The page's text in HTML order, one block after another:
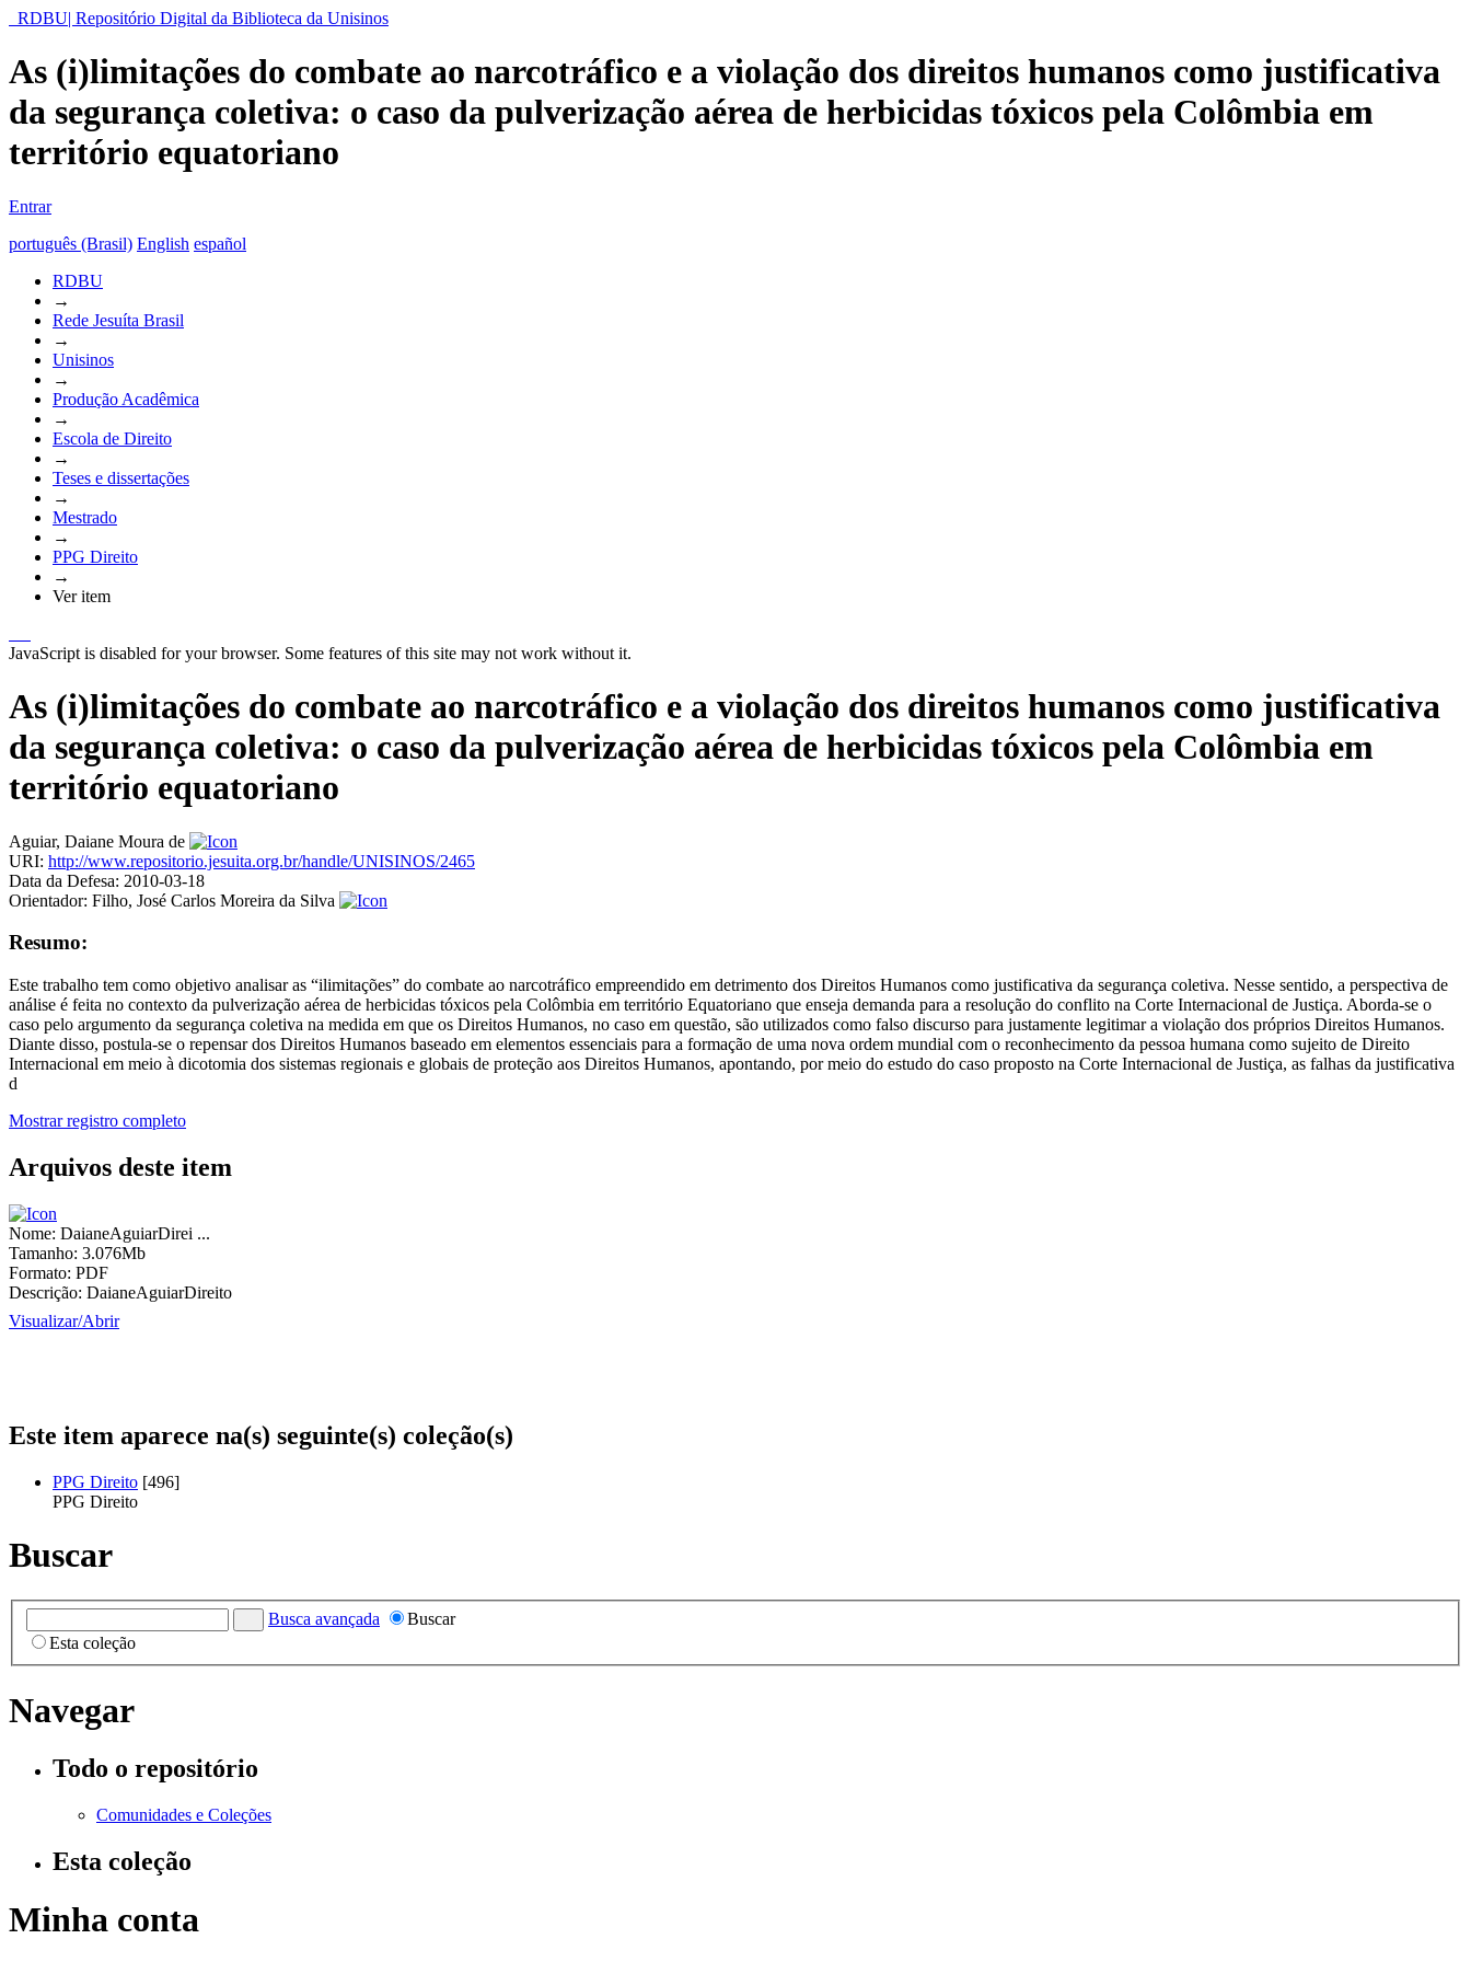
RDBU| Repositório Digital da Biblioteca da Unisinos
As (i)limitações do combate ao narcotráfico e a violação dos direitos humanos como justificativa
da segurança coletiva: o caso da pulverização aérea de herbicidas tóxicos pela Colômbia em
território equatoriano
Entrar
português (Brasil) English español
RDBU
→
Rede Jesuíta Brasil
→
Unisinos
→
Produção Acadêmica
→
Escola de Direito
→
Teses e dissertações
→
Mestrado
→
PPG Direito
→
Ver item
JavaScript is disabled for your browser. Some features of this site may not work without it.
As (i)limitações do combate ao narcotráfico e a violação dos direitos humanos como justificativa
da segurança coletiva: o caso da pulverização aérea de herbicidas tóxicos pela Colômbia em
território equatoriano
Aguiar, Daiane Moura de
URI: http://www.repositorio.jesuita.org.br/handle/UNISINOS/2465
Data da Defesa: 2010-03-18
Orientador: Filho, José Carlos Moreira da Silva
Resumo:
Este trabalho tem como objetivo analisar as “ilimitações” do combate ao narcotráfico empreendido em detrimento dos Direitos Humanos como justificativa da segurança coletiva. Nesse sentido, a perspectiva de
análise é feita no contexto da pulverização aérea de herbicidas tóxicos pela Colômbia em território Equatoriano que enseja demanda para a resolução do conflito na Corte Internacional de Justiça. Aborda-se o
caso pelo argumento da segurança coletiva na medida em que os Direitos Humanos, no caso em questão, são utilizados como falso discurso para justamente legitimar a violação dos próprios Direitos Humanos.
Diante disso, postula-se o repensar dos Direitos Humanos baseado em elementos essenciais para a formação de uma nova ordem mundial com o reconhecimento da pessoa humana como sujeito de Direito
Internacional em meio à dicotomia dos sistemas regionais e globais de proteção aos Direitos Humanos, apontando, por meio do estudo do caso proposto na Corte Internacional de Justiça, as falhas da justificativa
d
Mostrar registro completo
Arquivos deste item
Nome: DaianeAguiarDirei ...
Tamanho: 3.076Mb
Formato: PDF
Descrição: DaianeAguiarDireito
Visualizar/Abrir
Este item aparece na(s) seguinte(s) coleção(s)
PPG Direito [496]
PPG Direito
Buscar
Busca avançada
Buscar
Esta coleção
Navegar
Todo o repositório
Comunidades e Coleções
Esta coleção
Minha conta